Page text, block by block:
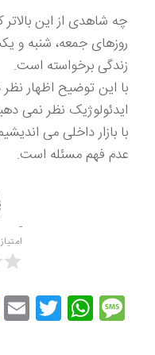
چه شاهدی از این
روزهای جمعه، شنبه و
زندگی برخواسته است.
با این توضیح اظهار نظر
ایدئولوژیک نظر نمی
با بازار داخلی می
عدم فهم مسئله است.